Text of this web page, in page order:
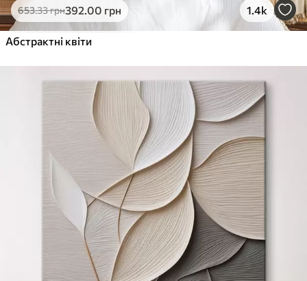
653.33грн392.00 грн 1.4k
Абстрактні квіти